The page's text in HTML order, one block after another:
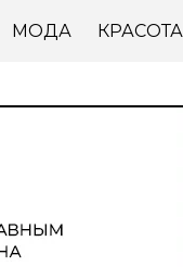
МОДА КРАСОТА